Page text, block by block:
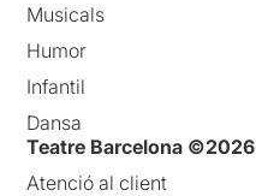
Musicals
Humor
Infantil
Dansa
Teatre Barcelona ©2026
Atenció al client